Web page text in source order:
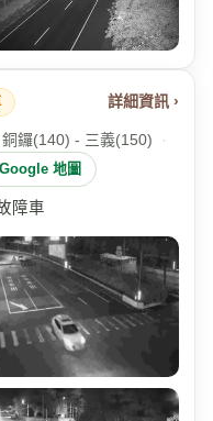
詳細資訊 ›
銅鑼(140) - 三義(150)
·
Google 地圖
障車